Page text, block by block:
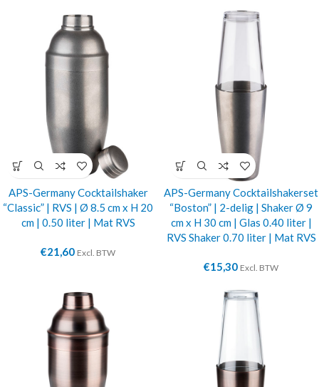
APS-Germany Cocktailshaker
“Classic” | RVS | Ø 8.5 cm x H 20
cm | 0.50 liter | Mat RVS
€21,60 Excl. BTW
APS-Germany Cocktailshakerset
“Boston” | 2-delig | Shaker Ø 9
cm x H 30 cm | Glas 0.40 liter |
RVS Shaker 0.70 liter | Mat RVS
€15,30 Excl. BTW